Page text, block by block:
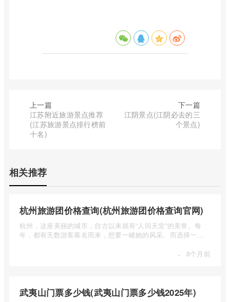
上一篇
江苏附近旅游景点推荐
(江苏旅游景点排行榜前
十名)
下一篇
江阴景点(江阴必去的三
个景点)
相关推荐
杭州旅游团价格查询(杭州旅游团价格查询官网)
杭州，这座美丽的城市，自古以来就有“人间天堂”的美誉。每
年，都有无数游客慕名而来，想要一睹她的风采。而选择一个
· 8个月前
武夷山门票多少钱(武夷山门票多少钱2025年)